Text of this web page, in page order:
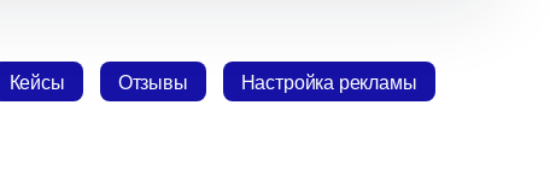
Кейсы Отзывы
Настройка рекламы